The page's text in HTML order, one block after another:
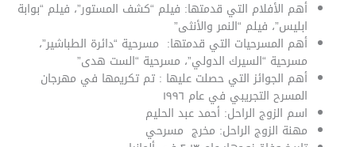
أهم الأفلام التي قدمتها: فيلم “كشف المستور”، فيلم “بوابة
ابليس”، فيلم “النمر والأنثى”
أهم المسرحيات التي قدمتها: مسرحية “دائرة الطباشير”،
مسرحية “السيرك الدولي”، مسرحية “الست هدى”
أهم الجوائز التي حصلت عليها : تم تكريمها في مهرجان
المسرح التجريبي في عام ١٩٩٦
اسم الزوج الراحل: أحمد عبد الحليم
مهنة الزوج الراحل: مخرج مسرحي